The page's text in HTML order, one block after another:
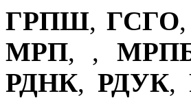
ГРПШ,ГСГО,
МРП, ,
РДНК, РДУК,